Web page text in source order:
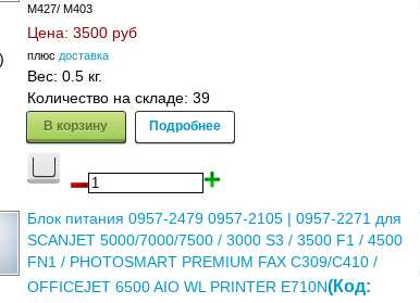
M427/ M403
Цена: 3500 руб
плюс доставка
Вес: 0.5 кг.
Количество на складе: 39
В корзину Подробнее
Блок питания 0957-2479 0957-2105 | 0957-2271 для
SCANJET 5000/7000/7500 / 3000 S3 / 3500 F1 / 4500
FN1 / PHOTOSMART PREMIUM FAX C309/C410 /
OFFICEJET 6500 AIO WL PRINTER E710N(Код: